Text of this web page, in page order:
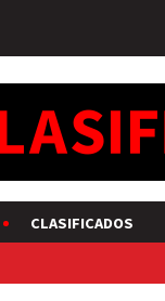
CLASIFICADOS